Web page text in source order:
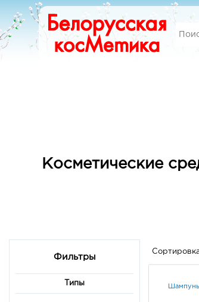
Косметические
Фильтры
Типы
Шампунь